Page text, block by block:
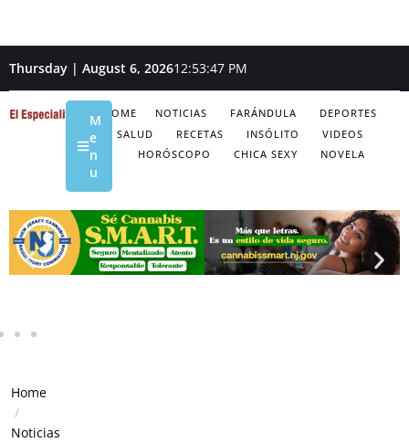
Thursday | August 6, 202612:53:49 PM
HOME NOTICIAS FARÁNDULA
DEPORTES
SALUD
RECETAS INSÓLITO
VIDEOS
HORÓSCOPO
CHICA SEXY NOVELA
M
e
n
u
Home
/
Noticias